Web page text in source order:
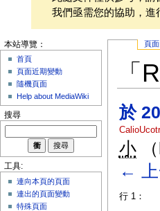
我們亟需您的協助，
頁
於
CalioUcotr
小
← 上
行 1：
本站導覽：
首頁
頁面近期變動
隨機頁面
Help about MediaWiki
搜尋
工具:
連向本頁的頁面
連出的頁面變動
特殊頁面